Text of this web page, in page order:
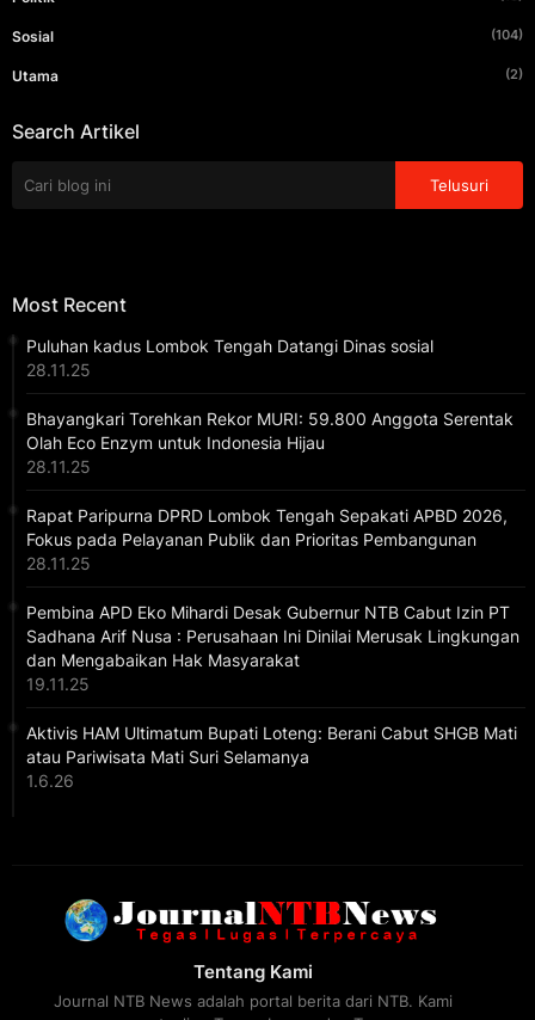
Sosial (104)
Utama (2)
Search Artikel
Most Recent
Puluhan kadus Lombok Tengah Datangi Dinas sosial
28.11.25
Bhayangkari Torehkan Rekor MURI: 59.800 Anggota Serentak
Olah Eco Enzym untuk Indonesia Hijau
28.11.25
Rapat Paripurna DPRD Lombok Tengah Sepakati APBD 2026,
Fokus pada Pelayanan Publik dan Prioritas Pembangunan
28.11.25
Pembina APD Eko Mihardi Desak Gubernur NTB Cabut Izin PT
Sadhana Arif Nusa : Perusahaan Ini Dinilai Merusak Lingkungan
dan Mengabaikan Hak Masyarakat
19.11.25
Aktivis HAM Ultimatum Bupati Loteng: Berani Cabut SHGB Mati
atau Pariwisata Mati Suri Selamanya
1.6.26
Tentang Kami
Journal NTB News adalah portal berita dari NTB. Kami